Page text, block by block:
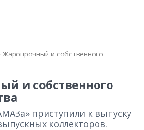
Жаропрочный и собственного
и собственного
приступили к выпуску
коллекторов.